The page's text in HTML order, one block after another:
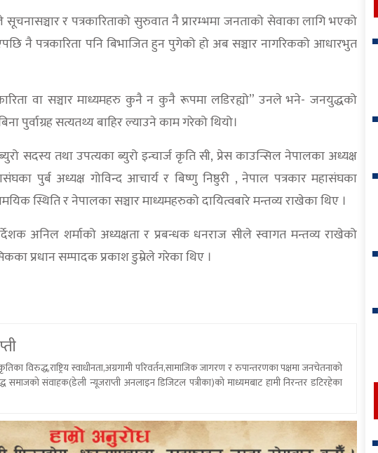
र पत्रकारिताको सुरुवात नै प्रारम्भमा जनताको सेवाका लागि भएको
नै पत्रकारिता पनि बिभाजित हुन पुगेको हो अब सञ्चार नागरिकको आधारभुत
वा सञ्चार माध्यमहरु कुनै न कुनै रूपमा लडिरह्यो” उनले भने- जनयुद्धको
पुर्वाग्रह सत्यतथ्य बाहिर ल्याउने काम गरेको थियो।
सदस्य तथा उपत्यका ब्युरो इन्चार्ज कृति सी, प्रेस काउन्सिल नेपालका अध्यक्ष
पुर्ब अध्यक्ष गोविन्द आचार्य र बिष्णु निष्ठुरी , नेपाल पत्रकार महासंघका
स्थिति र नेपालका सञ्चार माध्यमहरुको दायित्वबारे मन्तव्य राखेका थिए ।
अनिल शर्माको अध्यक्षता र प्रबन्धक धनराज सीले स्वागत मन्तव्य राखेको
प्रधान सम्पादक प्रकाश डुम्रेले गरेका थिए ।
विरुद्ध,राष्ट्रिय स्वाधीनता,अग्रगामी परिवर्तन,सामाजिक जागरण र रुपान्तरणका पक्षमा जनचेतनाको
संवाहक(डेली न्यूजराप्ती अनलाइन डिजिटल पत्रीका)को माध्यमबाट हामी निरन्तर डटिरहेका